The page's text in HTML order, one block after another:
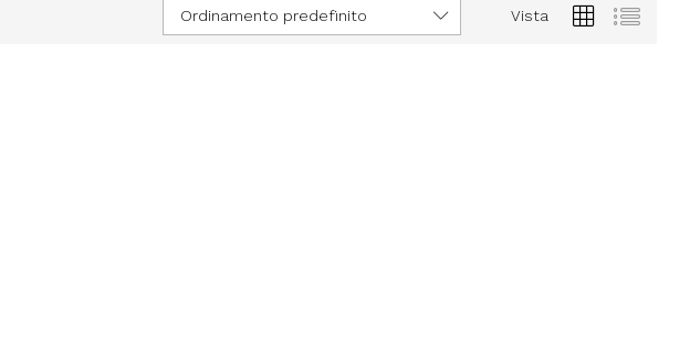
Vista
Ordinamento predefinito